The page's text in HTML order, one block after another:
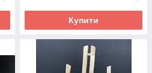
Купити